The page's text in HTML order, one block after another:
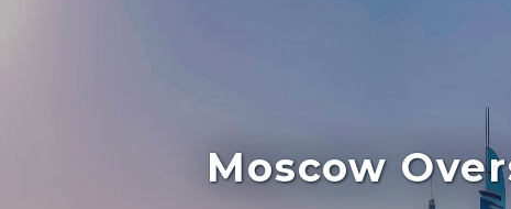
Moscow